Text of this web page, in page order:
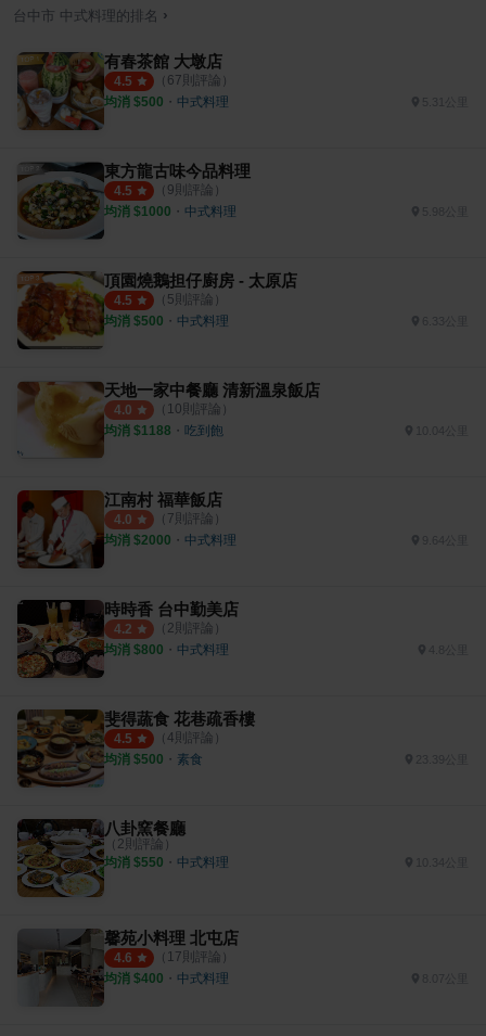
台中市 中式料理 的排名 ›
有春茶館 大墩店
4.5 （ 67則評論）
均消 $500 ・ 中式料理 5.31公里
東方龍古味今品料理
4.5 （ 9則評論）
均消 $1000 ・ 中式料理 5.98公里
頂園燒鵝担仔廚房 - 太原店
4.5 （ 5則評論）
均消 $500 ・ 中式料理
天地一家中餐廳 清新溫泉飯店
4.0 （ 10則評論）
均消 $1188 ・ 吃到飽 10.04公里
江南村 福華飯店
4.0 （ 7則評論）
均消 $2000 ・ 中式料理 9.64公里
時時香 台中勤美店
4.2 （ 2則評論）
均消 $800 ・ 中式料理 4.8公里
斐得蔬食 花巷疏香樓
4.5 （ 4則評論）
均消 $500 ・ 素食
八卦窯餐廳
（ 2則評論）
均消 $550 ・ 中式料理 10.34公里
馨苑小料理 北屯店
4.6 （ 17則評論）
均消 $400 ・ 中式料理